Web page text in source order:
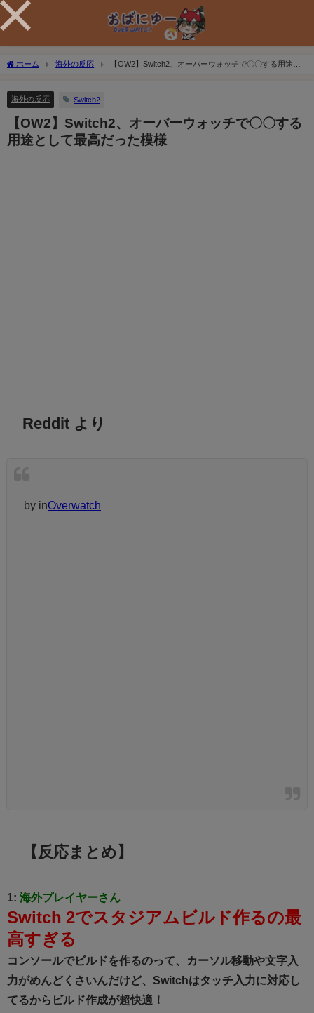
ホーム 海外の反応
【OW2】Switch2、オーバーウォッチで〇〇する用途と
海外の反応 Switch2
【OW2】Switch2、オーバーウォッチで〇〇する
用途として最高だった模様
Reddit より
by inOverwatch
【反応まとめ】
1: 海外プレイヤーさん
Switch 2でスタジアムビルド作るの最
高すぎる
コンソールでビルドを作るのって、カーソル移動や文字入
力がめんどくさいんだけど、Switchはタッチ入力に対応し
てるからビルド作成が超快適！